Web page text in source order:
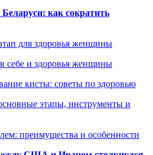
как сократить
для здоровья женщины
себе и здоровья женщины
кисты: советы по здоровью
этапы, инструменты и
преимущества и особенности